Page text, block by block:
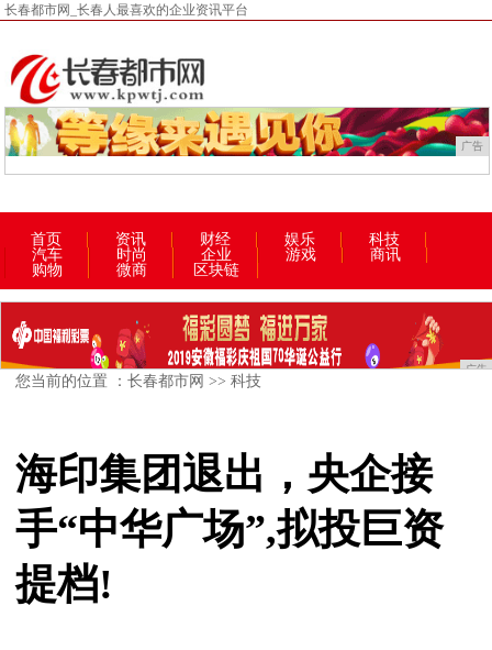
长春都市网_长春人最喜欢的企业资讯平台
广告
首页 资讯 财经 娱乐
科技
汽车
时尚 企业 游戏
商讯
购物
微商 区块链
广告
您当前的位置 ：长春都市网 >>科技
海印集团退出，央企接
手“中华广场”,拟投巨资
提档!